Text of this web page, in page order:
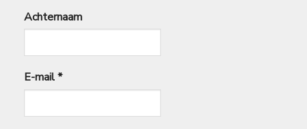
Achternaam
E-mail*